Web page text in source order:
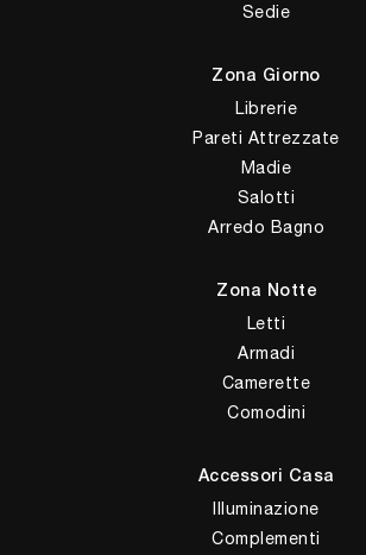
Sedie
Zona Giorno
Librerie
Pareti Attrezzate
Madie
Salotti
Arredo Bagno
Zona Notte
Letti
Armadi
Camerette
Comodini
Accessori Casa
Illuminazione
Complementi